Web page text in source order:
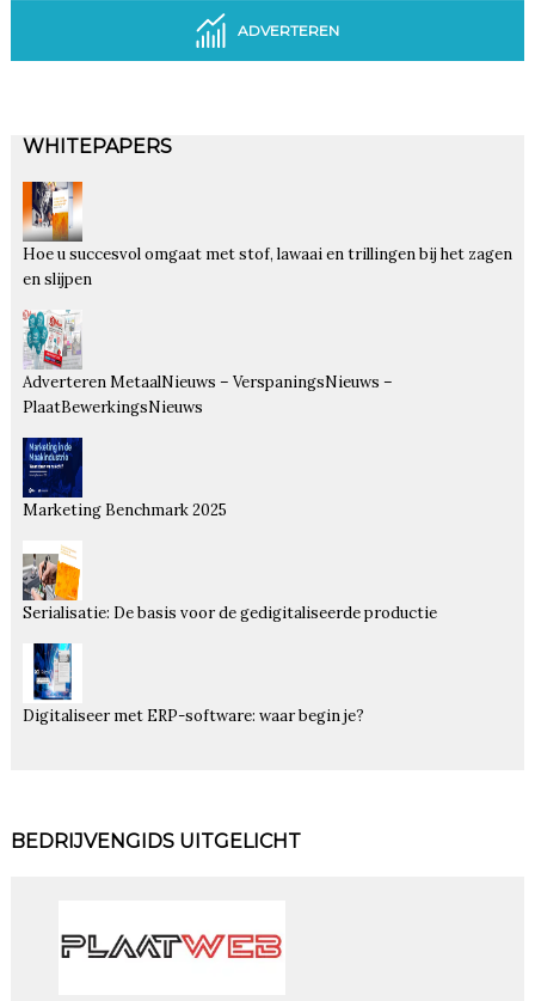
ADVERTEREN
WHITEPAPERS
Hoe u succesvol omgaat met stof, lawaai en trillingen bij het zagen
en slijpen
Adverteren MetaalNieuws – VerspaningsNieuws –
PlaatBewerkingsNieuws
Marketing Benchmark 2025
Serialisatie: De basis voor de gedigitaliseerde productie
Digitaliseer met ERP-software: waar begin je?
BEDRIJVENGIDS UITGELICHT